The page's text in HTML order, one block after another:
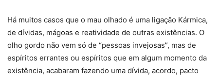
Há muitos casos que o mau olhado é uma ligação Kármica,
de dívidas, mágoas e reatividade de outras existências. O
olho gordo não vem só de “pessoas invejosas”, mas de
espíritos errantes ou espíritos que em algum momento da
existência, acabaram fazendo uma dívida, acordo, pacto